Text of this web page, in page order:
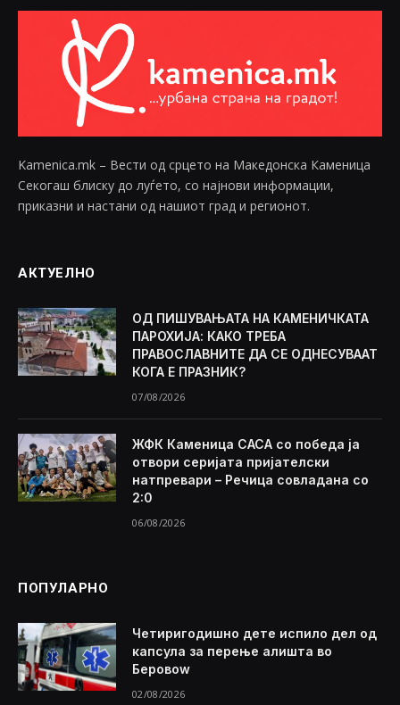
Kamenica.mk – Вести од срцето на Македонска Каменица
Секогаш блиску до луѓето, со најнови информации,
приказни и настани од нашиот град и регионот.
АКТУЕЛНО
ОД ПИШУВАЊАТА НА КАМЕНИЧКАТА
ПАРОХИЈА: КАКО ТРЕБА
ПРАВОСЛАВНИТЕ ДА СЕ ОДНЕСУВААТ
КОГА Е ПРАЗНИК?
07/08/2026
ЖФК Каменица САСА со победа ја
отвори серијата пријателски
натпревари – Речица совладана со
2:0
06/08/2026
ПОПУЛАРНО
Четиригодишно дете испило дел од
капсула за перење алишта во
Беровоw
02/08/2026